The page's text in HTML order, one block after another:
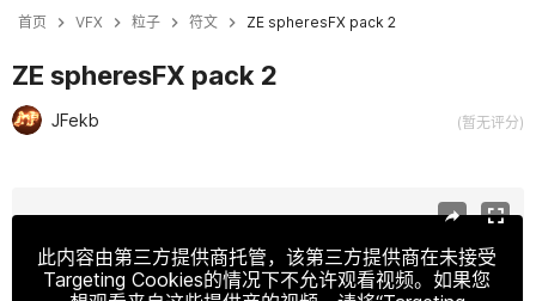
首页 VFX 粒子 符文 ZE spheresFX pack 2
ZE spheresFX pack 2
JFekb (暂无评分)
此内容由第三方提供商托管，该第三方提供商在未接受
Targeting Cookies的情况下不允许观看视频。如果您